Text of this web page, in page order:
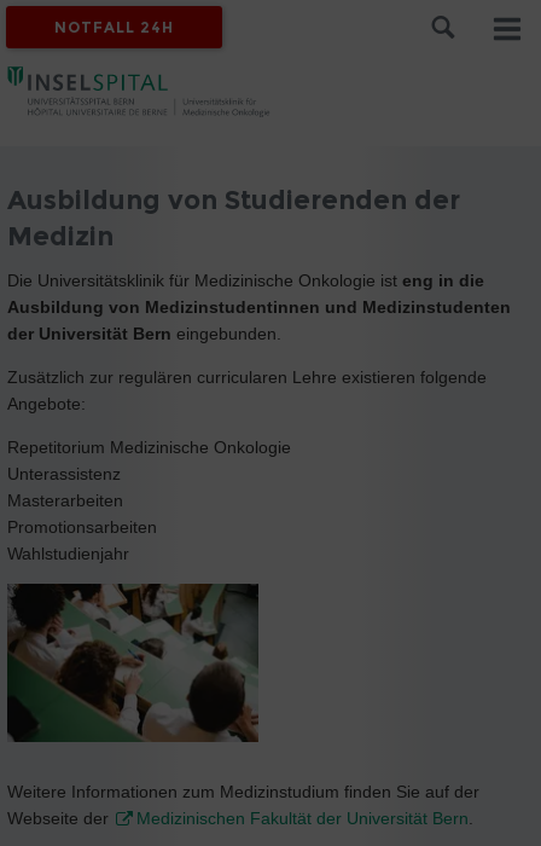
NOTFALL 24H
Ausbildung von Studierenden der
Medizin
Die Universitätsklinik für Medizinische Onkologie ist eng in die
Ausbildung von Medizinstudentinnen und Medizinstudenten
der Universität Bern eingebunden.
Zusätzlich zur regulären curricularen Lehre existieren folgende
Angebote:
Repetitorium Medizinische Onkologie
Unterassistenz
Masterarbeiten
Promotionsarbeiten
Wahlstudienjahr
Weitere Informationen zum Medizinstudium finden Sie auf der
Webseite der
Medizinischen Fakultät der Universität Bern